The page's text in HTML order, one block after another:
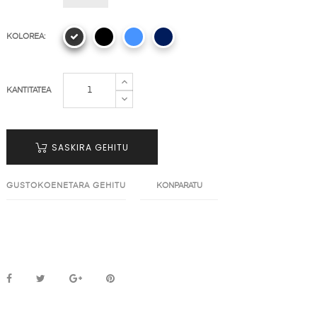
KOLOREA:
KANTITATEA
SASKIRA GEHITU
GUSTOKOENETARA GEHITU KONPARATU